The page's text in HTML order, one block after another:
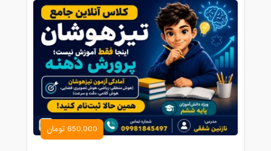
650,000 تومان